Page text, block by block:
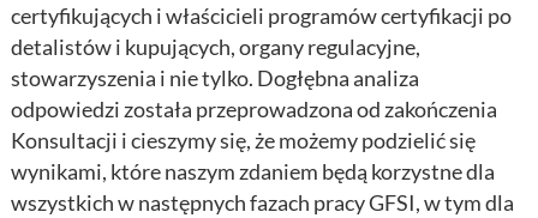
certyfikujących i właścicieli programów certyfikacji po
detalistów i kupujących, organy regulacyjne,
stowarzyszenia i nie tylko. Dogłębna analiza
odpowiedzi została przeprowadzona od zakończenia
Konsultacji i cieszymy się, że możemy podzielić się
wynikami, które naszym zdaniem będą korzystne dla
wszystkich w następnych fazach pracy GFSI, w tym dla